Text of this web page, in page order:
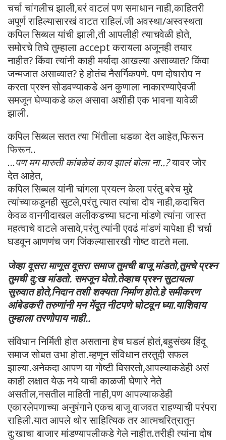
चर्चा चांगलीच झाली,बरं वाटलं पण समाधान नाही,काहितरी
अपूर्ण राहिल्यासारखं वाटत राहिलं.जी अवस्था/अस्वस्थता
कपिल सिब्बल यांची झाली,ती आपलीही त्याचवेळी होते,
समोरचे तिघे तुम्हाला accept करायला अजूनही तयार
नाहीत? किंवा त्यांनी काही मर्यादा आखल्या असाव्यात? किंवा
जन्मजात असाव्यात? हे होतंच नैसर्गिकपणे. पण दोषारोप न
करता प्रश्न सोडवण्याकडे अन कुणाला नाकारण्याऐवजी
समजून घेण्याकडे कल असावा अशीही एक भावना यावेळी
झाली.
कपिल सिब्बल सतत त्या भिंतीला धडका देत आहेत,फिरून
फिरून..
…पण मग मारुती कांबळेचं काय झालं बोला ना..?यावर जोर
देत आहेत,
कपिल सिब्बल यांनी चांगला प्रयत्न केला परंतु बरेच मुद्दे
त्यांच्याकडूनही सुटले,परंतु त्यात त्यांचा दोष नाही,कदाचित
केवळ वानगीदाखल अलीकडच्या घटना मांडणे त्यांना जास्त
महत्वाचे वाटले असावे,परंतु त्यांनी एवढं मांडणं यापेक्षा ही चर्चा
घडवून आणणंच जग जिंकल्यासारखी गोष्ट वाटते मला.
जेव्हा दूसरा माणूस दूसरा समाज तुमची बाजू मांडतो,तुमचे प्रश्न
तुमची दु:ख मांडतो. समजून घेतो.तेव्हाच प्रश्न सुटायला
सुरुवात होते,निदान तशी शक्यता निर्माण होते.हे समीकरण
आंबेडकरी तरुणांनी मन मेंदूत नीटपणे घोटवून घ्या.याशिवाय
तुम्हाला तरणोपाय नाही..
संविधान निर्मिती होत असताना हेच घडलं होतं,बहुसंख्य हिंदू
समाज सोबत उभा होता.म्हणून संविधान तरतुदी सफल
झाल्या.अनेकदा आपण या गोष्टी विसरतो,आपल्याकडेही असं
काही लक्षात येऊ नये याची काळजी घेणारे नेते
असतील,नसतील माहिती नाही,पण आपल्याकडेही
एकारलेपणाच्या अनुषंगाने एकच बाजू वाजवत राहण्याची परंपरा
राहिली.यात आपले थोर साहित्यिक तर आत्मचरित्रातून
दु:खाचा बाजार मांडण्यापलीकडे गेले नाहीत.तरीही त्यांना दोष